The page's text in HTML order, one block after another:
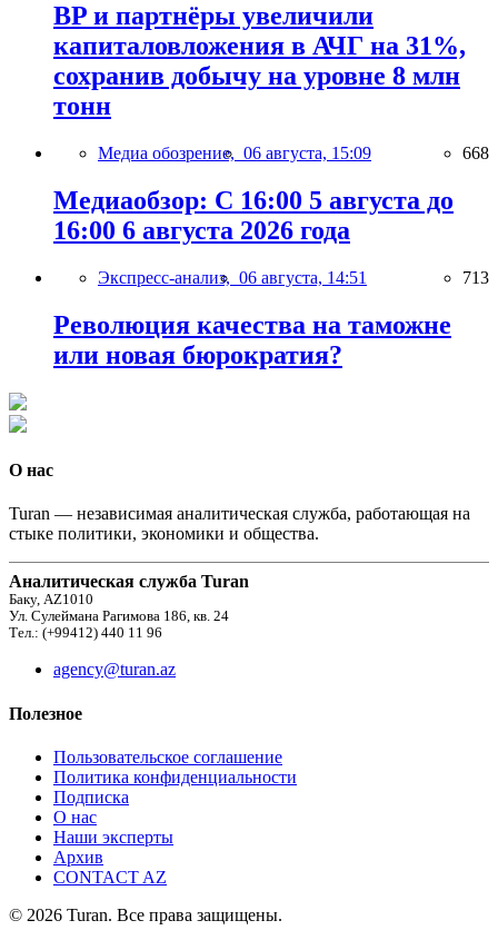
BP и партнёры увеличили
капиталовложения в АЧГ на 31%,
сохранив добычу на уровне 8 млн
тонн
Медиа обозрение, 06 августа, 15:09 668
Медиаобзор: С 16:00 5 августа до
16:00 6 августа 2026 года
Экспресс-анализ, 06 августа, 14:51 713
Революция качества на таможне
или новая бюрократия?
О нас
Turan — независимая аналитическая служба, работающая на
стыке политики, экономики и общества.
Аналитическая служба Turan
Баку, AZ1010
Ул. Сулеймана Рагимова 186, кв. 24
Тел.: (+99412) 440 11 96
agency@turan.az
Полезное
Пользовательское соглашение
Политика конфиденциальности
Подписка
О нас
Наши эксперты
Архив
CONTACT AZ
© 2026 Turan. Все права защищены.